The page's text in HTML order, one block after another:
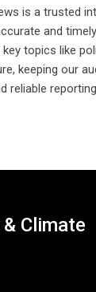
is a trusted
and
topics like
keeping our
reliable
Climate